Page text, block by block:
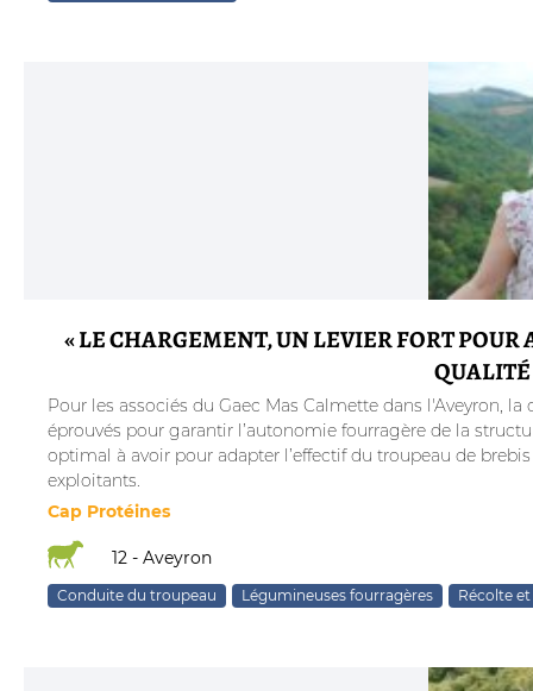
« LE CHARGEMENT, UN LEVIER FORT
Pour les associés du Gaec Mas Calmette dans l'Aveyron,
éprouvés pour garantir l’autonomie fourragère de la
optimal à avoir pour adapter l’effectif du troupeau de
exploitants.
Cap Protéines
12 - Aveyron
Conduite du troupeau Légumineuses fourragères Récolte